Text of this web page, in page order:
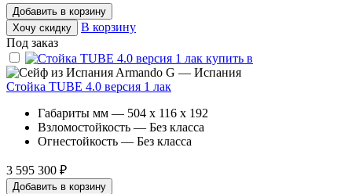
Добавить в корзину
Хочу скидку
В корзину
Под заказ
Armando G — Испания
Стойка TUBE 4.0 версия 1 лак
Габариты мм — 504 x 116 x 192
Взломостойкость — Без класса
Огнестойкость — Без класса
3 595 300 ₽
Добавить в корзину